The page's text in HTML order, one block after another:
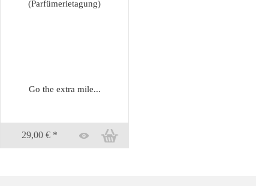
Go the extra mile...
29,00 € *